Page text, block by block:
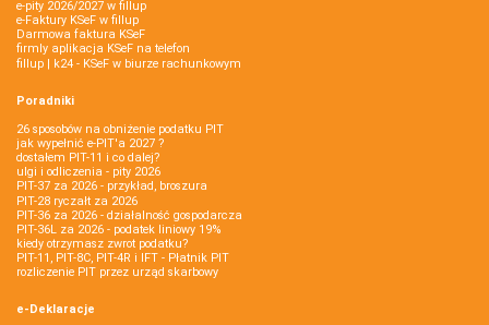
e-pity 2026/2027 w fillup
e‑Faktury KSeF w fillup
Darmowa faktura KSeF
firmly aplikacja KSeF na telefon
fillup | k24 - KSeF w biurze rachunkowym
Poradniki
26 sposobów na obniżenie podatku PIT
jak wypełnić e-PIT'a 2027 ?
dostałem PIT-11 i co dalej?
ulgi i odliczenia - pity 2026
PIT-37 za 2026 - przykład, broszura
PIT-28 ryczałt za 2026
PIT-36 za 2026 - działalność gospodarcza
PIT-36L za 2026 - podatek liniowy 19%
kiedy otrzymasz zwrot podatku?
PIT-11, PIT-8C, PIT-4R i IFT - Płatnik PIT
rozliczenie PIT przez urząd skarbowy
e-Deklaracje